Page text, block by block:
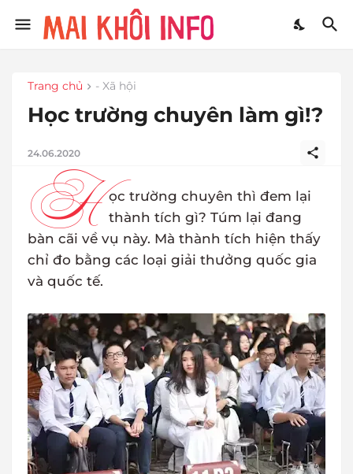
Trang chủ - Xã hội
Học trường chuyên làm gì!?
24.06.2020
H ọc trường chuyên thì đem lại
thành tích gì? Túm lại đang
bàn cãi về vụ này. Mà thành tích hiện thấy
chỉ đo bằng các loại giải thưởng quốc gia
và quốc tế.